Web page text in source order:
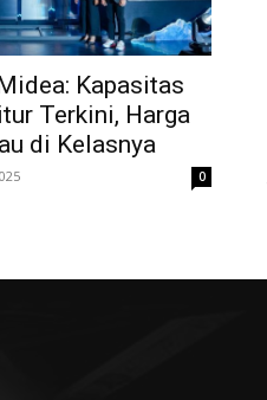
Kapasitas
Terkini, Harga
di Kelasnya
0